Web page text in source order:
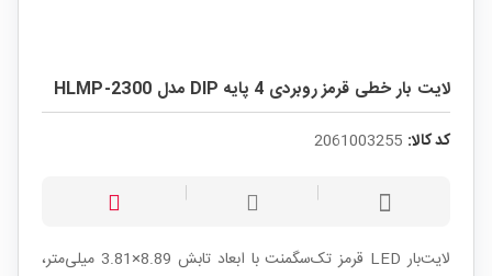
لایت بار خطی قرمز روبردی 4 پایه DIP مدل HLMP-2300
کد کالا: 2061003255
لایت‌بار LED قرمز تک‌سگمنت با ابعاد تابش 8.89×3.81 میلی‌متر،